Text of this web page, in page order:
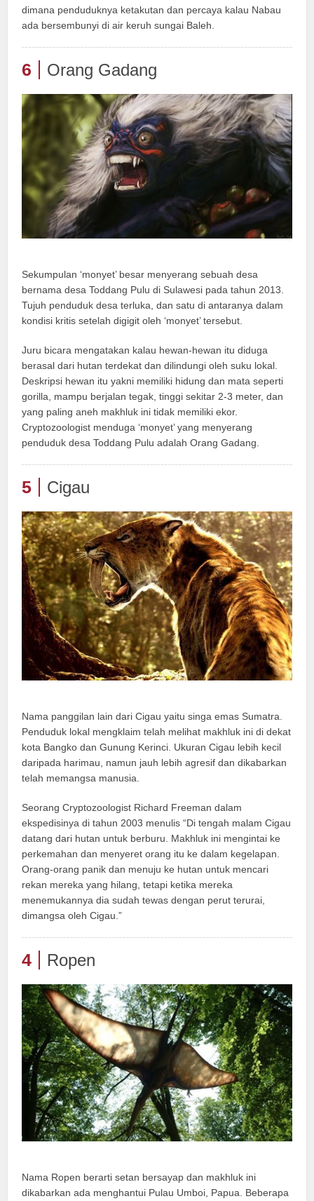
dimana penduduknya ketakutan dan percaya kalau Nabau
ada bersembunyi di air keruh sungai Baleh.
6 Orang Gadang
Sekumpulan ‘monyet’ besar menyerang sebuah desa
bernama desa Toddang Pulu di Sulawesi pada tahun 2013.
Tujuh penduduk desa terluka, dan satu di antaranya dalam
kondisi kritis setelah digigit oleh ‘monyet’ tersebut.
Juru bicara mengatakan kalau hewan-hewan itu diduga
berasal dari hutan terdekat dan dilindungi oleh suku lokal.
Deskripsi hewan itu yakni memiliki hidung dan mata seperti
gorilla, mampu berjalan tegak, tinggi sekitar 2-3 meter, dan
yang paling aneh makhluk ini tidak memiliki ekor.
Cryptozoologist menduga ‘monyet’ yang menyerang
penduduk desa Toddang Pulu adalah Orang Gadang.
5 Cigau
Nama panggilan lain dari Cigau yaitu singa emas Sumatra.
Penduduk lokal mengklaim telah melihat makhluk ini di dekat
kota Bangko dan Gunung Kerinci. Ukuran Cigau lebih kecil
daripada harimau, namun jauh lebih agresif dan dikabarkan
telah memangsa manusia.
Seorang Cryptozoologist Richard Freeman dalam
ekspedisinya di tahun 2003 menulis “Di tengah malam Cigau
datang dari hutan untuk berburu. Makhluk ini mengintai ke
perkemahan dan menyeret orang itu ke dalam kegelapan.
Orang-orang panik dan menuju ke hutan untuk mencari
rekan mereka yang hilang, tetapi ketika mereka
menemukannya dia sudah tewas dengan perut terurai,
dimangsa oleh Cigau.”
4 Ropen
Nama Ropen berarti setan bersayap dan makhluk ini
dikabarkan ada menghantui Pulau Umboi, Papua. Beberapa